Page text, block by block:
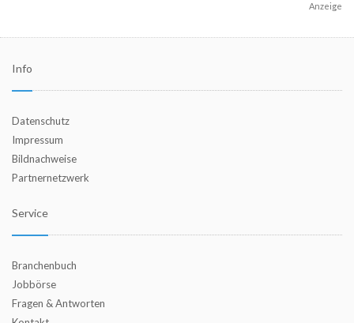
Anzeige
Info
Datenschutz
Impressum
Bildnachweise
Partnernetzwerk
Service
Branchenbuch
Jobbörse
Fragen & Antworten